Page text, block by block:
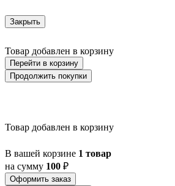
Закрыть
Товар добавлен в корзину
Перейти в корзину
Продолжить покупки
Товар добавлен в корзину
В вашей корзине 1 товар
на сумму 100 ₽
Оформить заказ